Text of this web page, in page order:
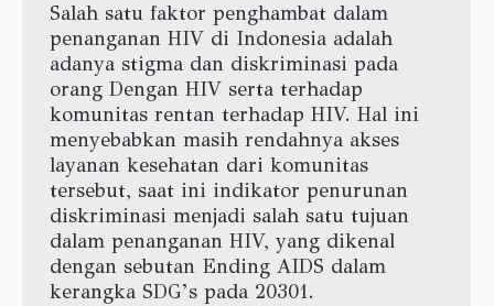
Salah satu faktor penghambat dalam
penanganan HIV di Indonesia adalah
adanya stigma dan diskriminasi pada
orang Dengan HIV serta terhadap
komunitas rentan terhadap HIV. Hal ini
menyebabkan masih rendahnya akses
layanan kesehatan dari komunitas
tersebut, saat ini indikator penurunan
diskriminasi menjadi salah satu tujuan
dalam penanganan HIV, yang dikenal
dengan sebutan Ending AIDS dalam
kerangka SDG’s pada 20301.